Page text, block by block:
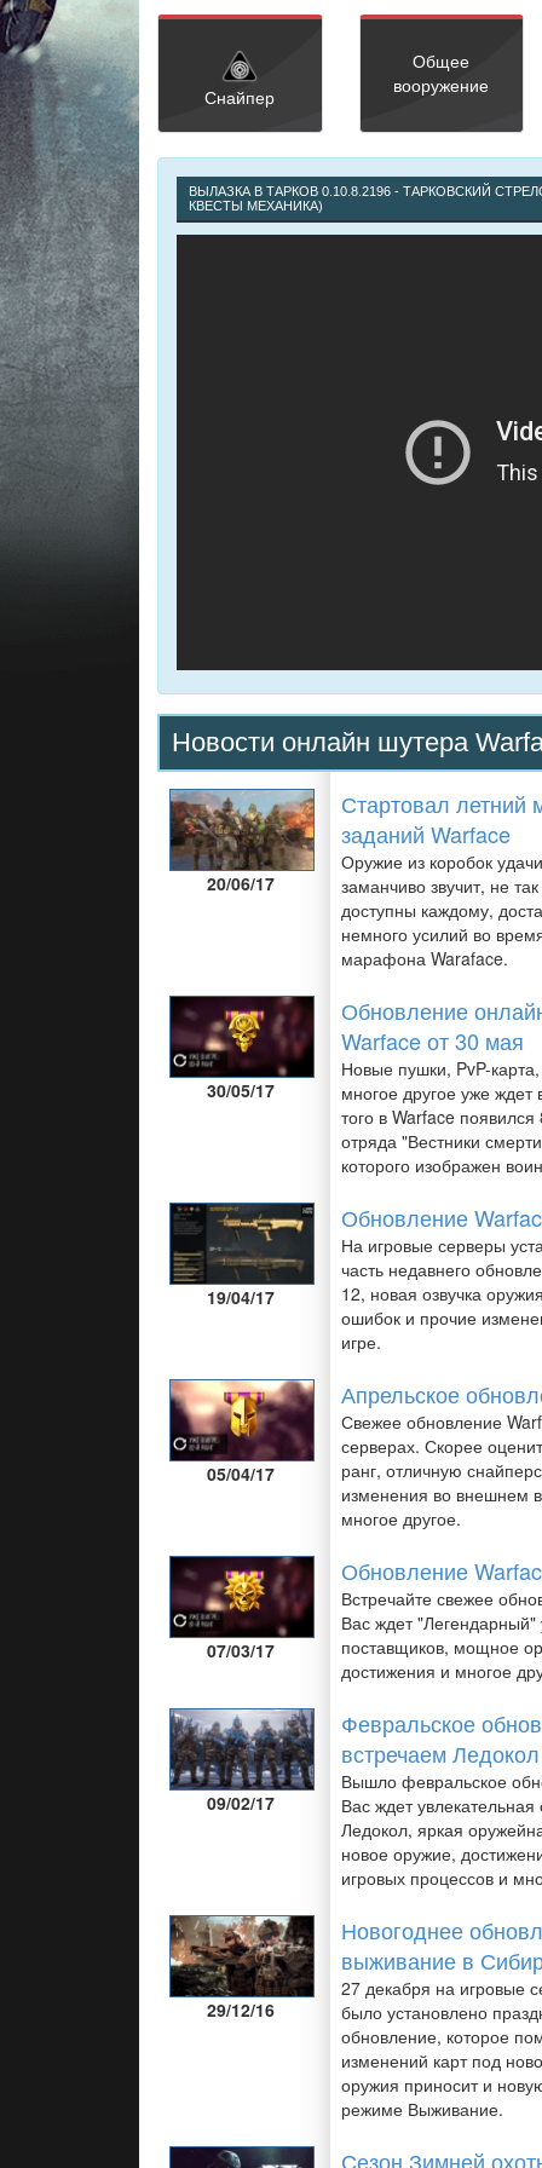
Снайпер
Общее
вооружение
ВЫЛАЗКА В ТАРКОВ 0.10.8.2196 - ТАРКОВСКИЙ
КВЕСТЫ МЕХАНИКА)
Новости онлайн шутера
20/06/17
Стартовал летний
заданий Warface
Оружие из коробок
заманчиво звучит, не
доступны каждому,
немного усилий во
марафона Waraface.
30/05/17
Обновление
Warface от 30 мая
Новые пушки, PvP-
многое другое уже ждет
того в Warface
отряда "Вестники
которого изображен
19/04/17
Обновление
На игровые серверы
часть недавнего
12, новая озвучка
ошибок и прочие
игре.
05/04/17
Апрельское
Свежее обновление
серверах. Скорее
ранг, отличную
изменения во внешнем
многое другое.
07/03/17
Обновление
Встречайте свежее
Вас ждет "Легендарный"
поставщиков, мощное
достижения и многое
09/02/17
Февральское
встречаем Ледокол
Вышло февральское
Вас ждет
Ледокол, яркая
новое оружие,
игровых процессов и
29/12/16
Новогоднее
выживание в
27 декабря на игровые
было установлено
обновление, которое
изменений карт под
оружия приносит и
режиме Выживание.
Сезон Зимней